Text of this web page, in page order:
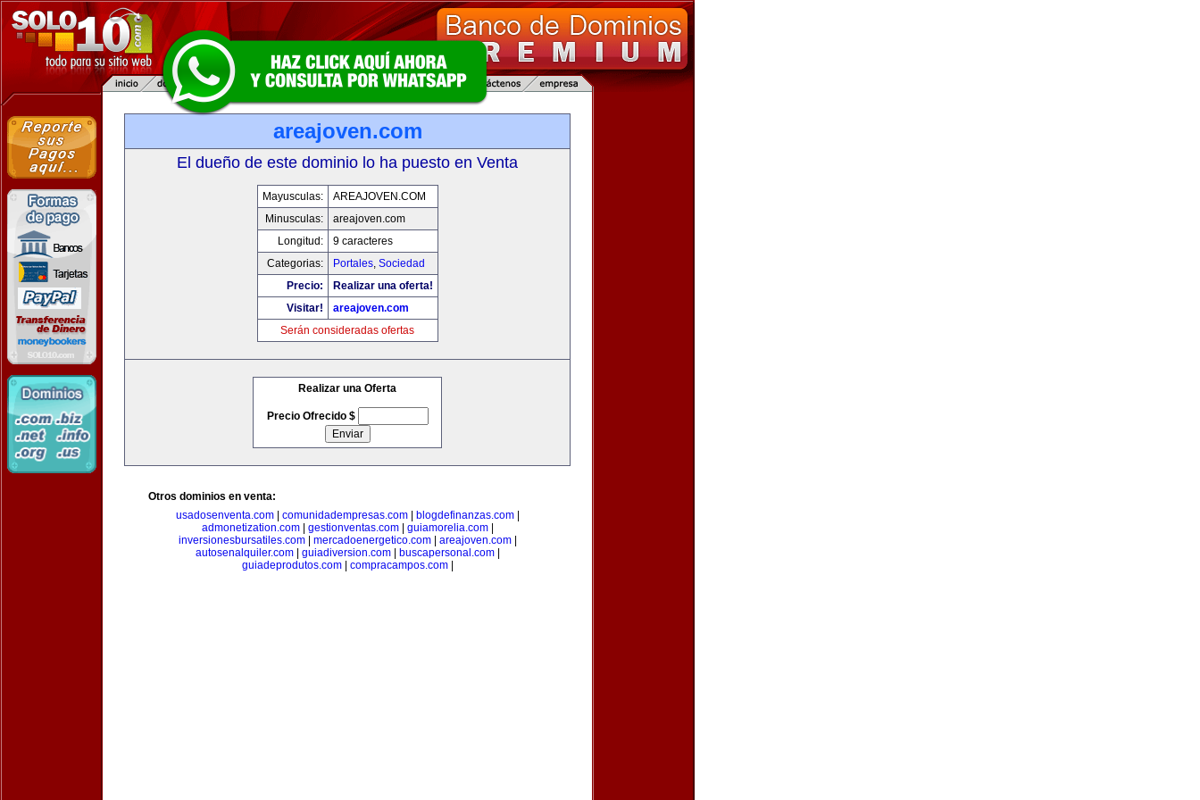
areajoven.com
El dueño de este dominio lo ha puesto en Venta
Mayusculas:
AREAJOVEN.COM
Minusculas:
areajoven.com
Longitud:
9 caracteres
Categorias:
Portales, Sociedad
Precio:
Realizar una oferta!
Visitar!
areajoven.com
Serán consideradas ofertas
Realizar una Oferta
Precio Ofrecido $
Otros dominios en venta:
usadosenventa.com| comunidadempresas.com| blogdefinanzas.com|
admonetization.com| gestionventas.com| guiamorelia.com|
inversionesbursatiles.com| mercadoenergetico.com| areajoven.com|
autosenalquiler.com| guiadiversion.com| buscapersonal.com|
guiadeprodutos.com| compracampos.com|